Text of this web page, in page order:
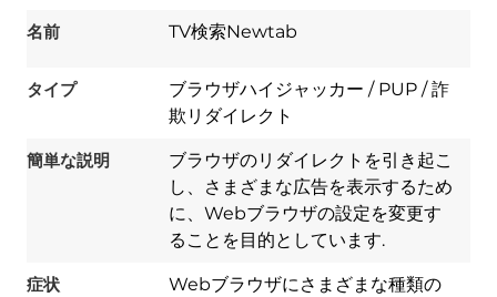
名前 TV検索Newtab
タイプ
ブラウザハイジャッカー / PUP / 詐
欺リダイレクト
簡単な説明
ブラウザのリダイレクトを引き起こ
し、さまざまな広告を表示するため
に、Webブラウザの設定を変更す
ることを目的としています.
症状
Webブラウザにさまざまな種類の